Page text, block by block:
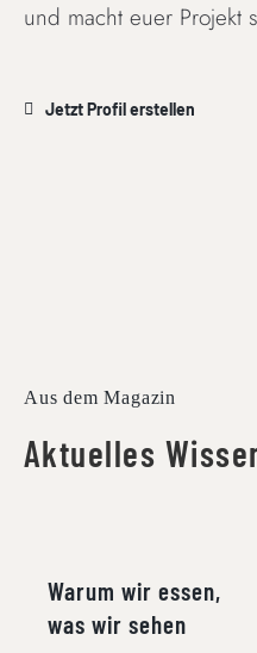
und macht euer Projekt
Jetzt Profil erstellen
Aus dem Magazin
Aktuelles
Warum wir essen,
was wir sehen